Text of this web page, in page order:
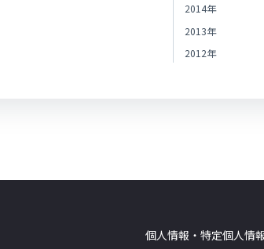
2014年
2013年
2012年
個人情報・特定個人情